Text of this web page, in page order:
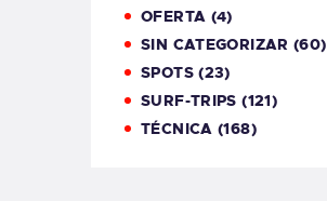
OFERTA (4)
SIN CATEGORIZAR (60)
SPOTS(23)
SURF-TRIPS (121)
TÉCNICA (168)